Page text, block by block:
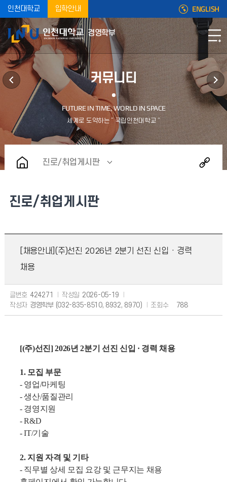
인천대학교 입학안내 ENGLISH
경영학부
커뮤니티
진로/취업게시판
진로/취업게시판
[채용안내](주)선진 2026년 2분기 선진 신입 · 경력
채용
글번호 424271 작성일 2026-05-19
작성자 경영학부 (032-835-8510, 8932, 8970) 조회수 788
[(주)선진] 2026년 2분기 선진 신입 · 경력 채용
1. 모집 부문
- 영업/마케팅
-생산/품질관리
- 경영지원
- R&D
-IT/기술
2. 지원 자격 및 기타
- 직무별 상세 모집 요강 및 근무지는 채용